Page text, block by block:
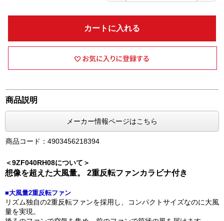
カートに入れる
商品説明
メーカー情報ページはこちら
商品コード：4903456218394
＜9ZF040RH08について＞
想像を超えた大風量。 2重反転ファンカラビナ付き
■大風量2重反転ファン
リズム独自の2重反転ファンを採用し、コンパクトサイズなのに大風
量を実現。